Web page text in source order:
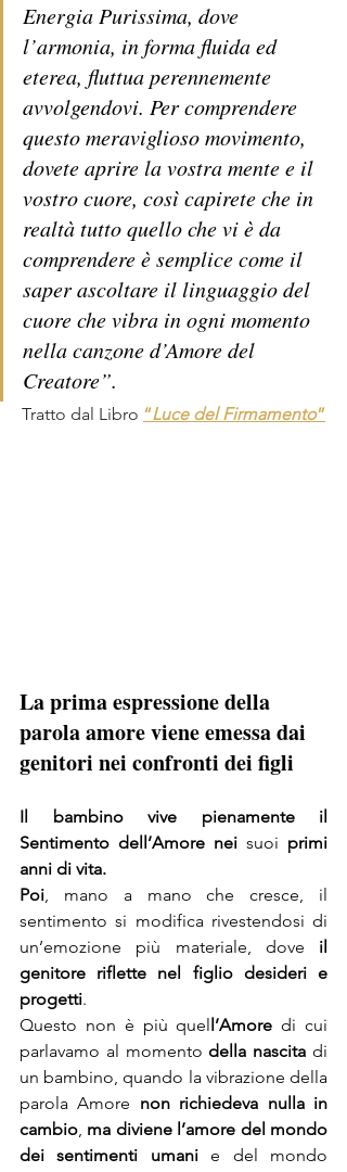
Energia Purissima, dove
l’armonia, in forma fluida ed
eterea, fluttua perennemente
avvolgendovi. Per comprendere
questo meraviglioso movimento,
dovete aprire la vostra mente e il
vostro cuore, così capirete che in
realtà tutto quello che vi è da
comprendere è semplice come il
saper ascoltare il linguaggio del
cuore che vibra in ogni momento
nella canzone d’Amore del
Creatore”.
Tratto dal Libro “Luce del Firmamento”
La prima espressione della
parola amore viene emessa dai
genitori nei confronti dei figli
Il bambino vive pienamente il
Sentimento dell’Amore nei suoi primi
anni di vita.
Poi, mano a mano che cresce, il
sentimento si modifica rivestendosi di
un’emozione più materiale, dove il
genitore riflette nel figlio desideri e
progetti.
Questo non è più quell’Amore di cui
parlavamo al momento della nascita di
un bambino, quando la vibrazione della
parola Amore non richiedeva nulla in
cambio, ma diviene l’amore del mondo
dei sentimenti umani e del mondo